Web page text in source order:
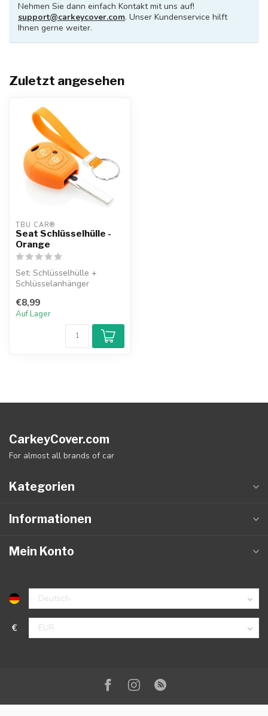
Nehmen Sie dann einfach Kontakt mit uns auf!
support@carkeycover.com. Unser Kundenservice hilft
Ihnen gerne weiter.
Zuletzt angesehen
TBU CAR®
Seat Schlüsselhülle -
Orange
Set: Schlüsselhülle +
Schlüsselanhänger
€8,99
Auf Lager
CarkeyCover.com
For almost all brands of car
Kategorien
Informationen
Mein Konto
€